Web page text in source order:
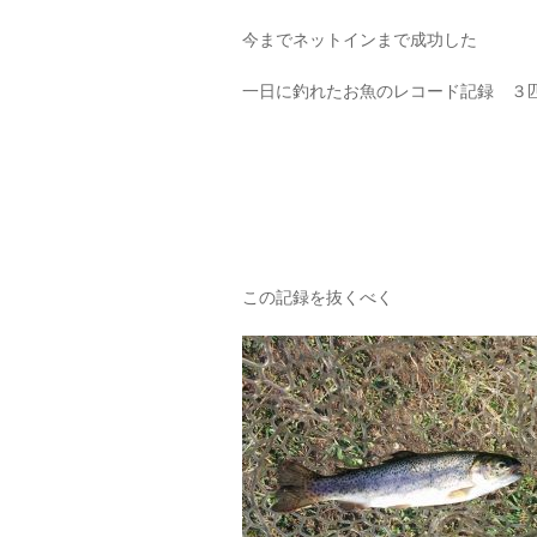
今までネットインまで成功した
一日に釣れたお魚のレコード記録 ３
この記録を抜くべく